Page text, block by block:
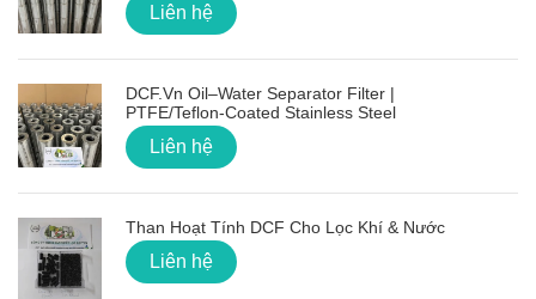
Liên hệ
DCF.vn Oil–Water Separator Filter |
PTFE/Teflon‑Coated Stainless Steel
Liên hệ
Than Hoạt Tính DCF Cho Lọc Khí & Nước
Liên hệ